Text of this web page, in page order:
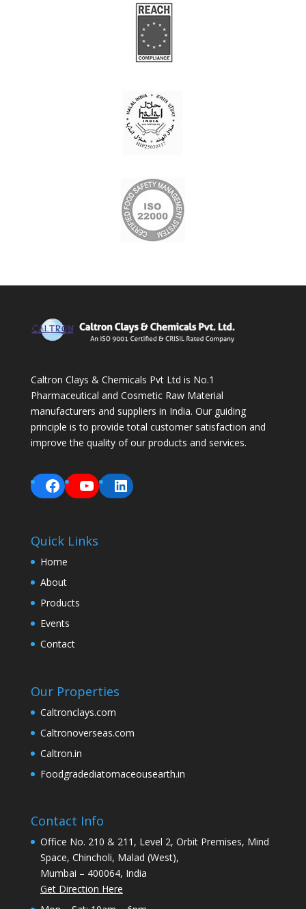
Caltron Clays & Chemicals Pvt Ltd is No.1
Pharmaceutical and Cosmetic Raw Material
manufacturers and suppliers in India. Our guiding
principle is to provide total customer satisfaction and
improve the quality of our products and services.
FacebookYouTubeLinkedIn
Quick Links
Home
About
Products
Events
Contact
Our Properties
Caltronclays.com
Caltronoverseas.com
Caltron.in
Foodgradediatomaceousearth.in
Contact Info
Office No. 210 & 211, Level 2, Orbit Premises, Mind
Space, Chincholi, Malad (West),
Mumbai – 400064, India
Get Direction Here